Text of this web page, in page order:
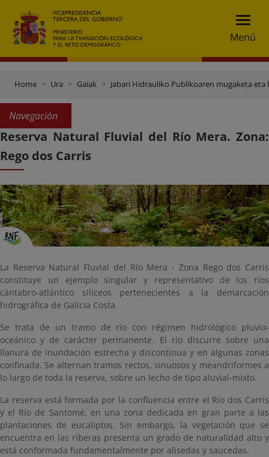
Menú
Home Ura Gaiak Jabari Hidrauliko Publikoaren mugaketa eta
Navegación
Reserva Natural Fluvial del Río Mera. Zona:
Rego dos Carris
La Reserva Natural Fluvial del Río Mera - Zona Rego dos Carris
constituye un ejemplo singular y representativo de los ríos
cántabro-atlántico silíceos pertenecientes a la demarcación
hidrográfica de Galicia Costa.
Se trata de un tramo de río con régimen hidrológico pluvio-
oceánico y de carácter permanente. El río discurre sobre una
llanura de inundación estrecha y discontinua y en algunas zonas
confinada. Se alternan tramos rectos, sinuosos y meandriformes a
lo largo de toda la reserva, sobre un lecho de tipo aluvial-mixto.
La reserva está formada por la confluencia entre el Río dos Carris
y el Río de Santomé, en una zona dedicada en gran parte a las
plantaciones de eucaliptos. Sin embargo, la vegetación que se
encuentra en las riberas presenta un grado de naturalidad alto y
está conformada fundamentalmente por alisedas y saucedas.